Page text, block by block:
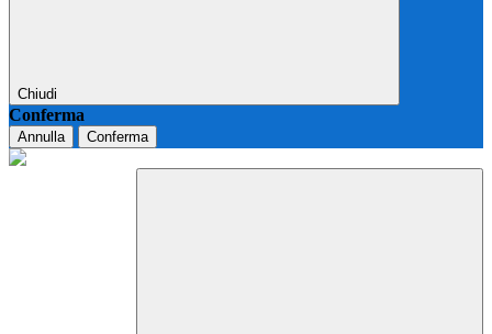
Chiudi
Conferma
Annulla Conferma